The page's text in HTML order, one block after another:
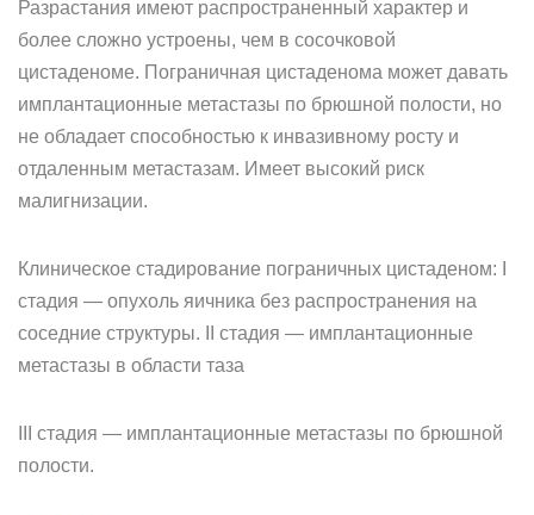
Разрастания имеют распространенный характер и
более сложно устроены, чем в сосочковой
цистаденоме. Пограничная цистаденома может давать
имплантационные метастазы по брюшной полости, но
не обладает способностью к инвазивному росту и
отдаленным метастазам. Имеет высокий риск
малигнизации.
Клиническое стадирование пограничных цистаденом: I
стадия — опухоль яичника без распространения на
соседние структуры. II стадия — имплантационные
метастазы в области таза
III стадия — имплантационные метастазы по брюшной
полости.